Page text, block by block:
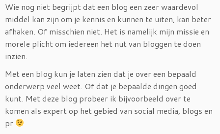
Wie nog niet begrijpt dat een blog een zeer waardevol
middel kan zijn om je kennis en kunnen te uiten, kan beter
afhaken. Of misschien niet. Het is namelijk mijn missie en
morele plicht om iedereen het nut van bloggen te doen
inzien.
Met een blog kun je laten zien dat je over een bepaald
onderwerp veel weet. Of dat je bepaalde dingen goed
kunt. Met deze blog probeer ik bijvoorbeeld over te
komen als expert op het gebied van social media, blogs en
pr